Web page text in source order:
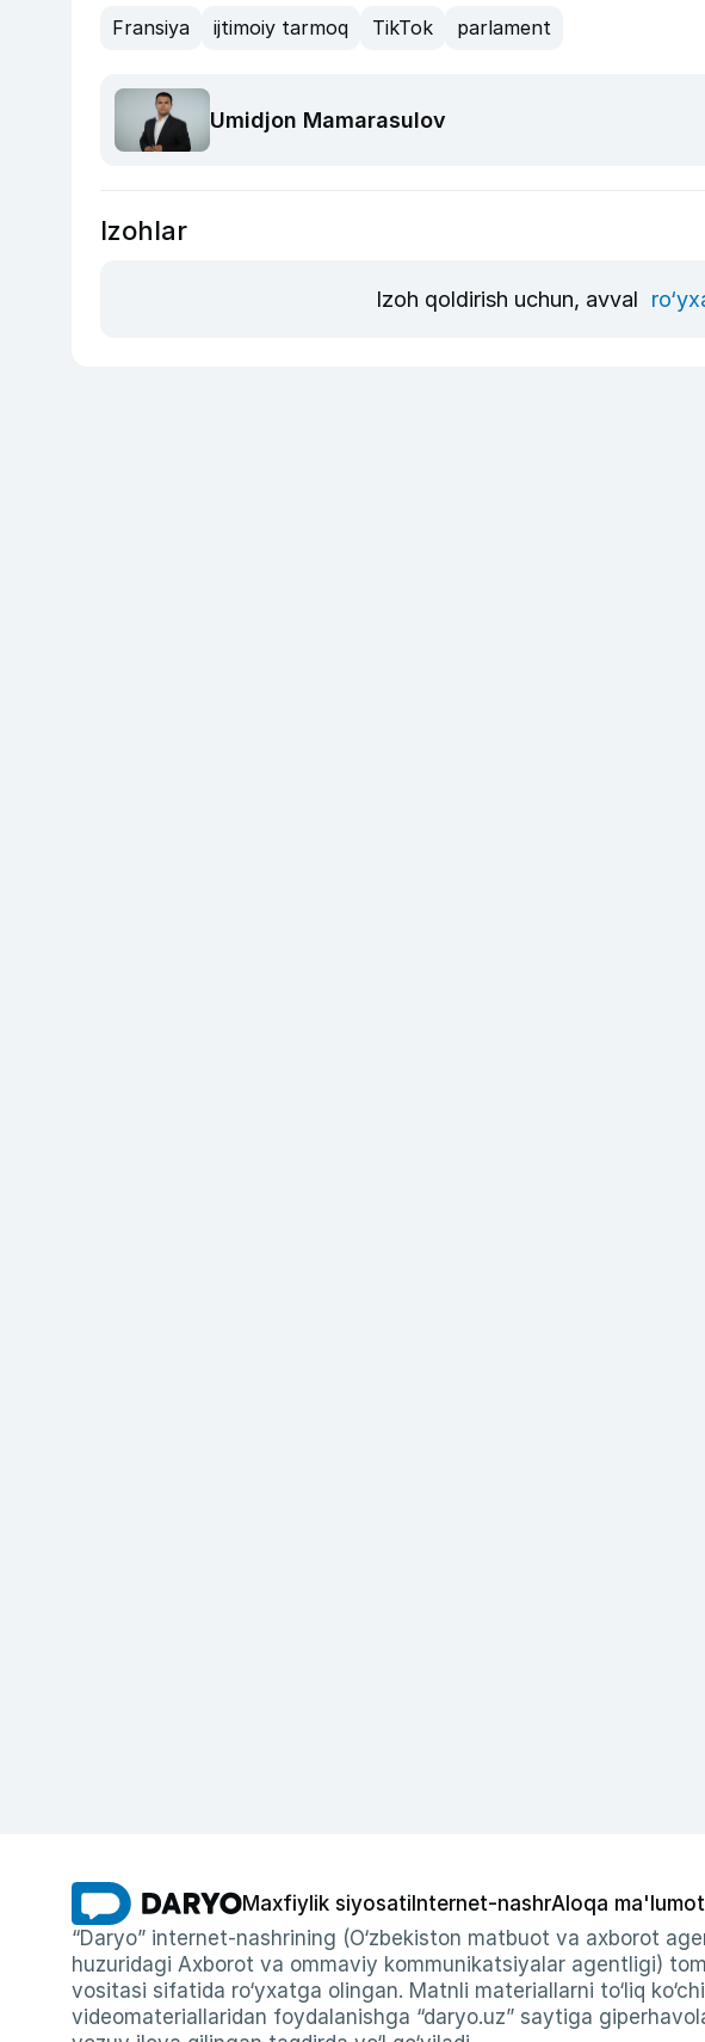
Fransiya ijtimoiy tarmoq TikTok parlament
Umidjon Mamarasulov
Izohlar
Izoh qoldirish uchun, avval
Maxfiylik siyosati Internet-nashrAloqa
“Daryo” internet-nashrining (O‘zbekiston matbuot va axborot
huzuridagi Axborot va ommaviy kommunikatsiyalar agentligi)
vositasi sifatida ro‘yxatga olingan. Matnli materiallarni to‘liq
videomateriallaridan foydalanishga “daryo.uz” saytiga